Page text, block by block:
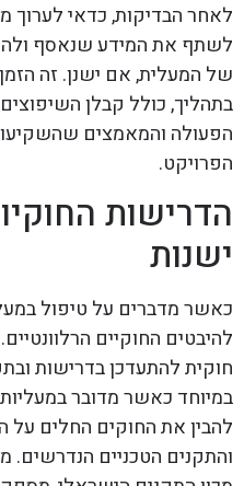
לאחר הבדיקות, כדאי לערוך
לשתף את המידע שנאסף
של המעלית, אם ישנן. זה
בתהליך, כולל קבלן
הפעולה והמאמצים
הפרויקט.
הדרישות
ישנות
כאשר מדברים על טיפול
להיבטים החוקיים
חוקית להתעדכן בדרישות
במיוחד כאשר מדובר במעליות
להבין את החוקים החלים על
והתקנים הטכניים הנדרשים.